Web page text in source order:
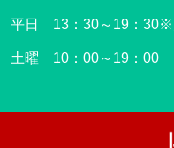
平日 13：30～19：30※
土曜 10：00～19：00